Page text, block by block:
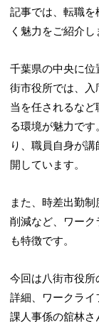
記事では、転職を
く魅力をご紹介し
千葉県の中央に位
街市役所では、入
当を任されるなど
る環境が魅力で
り、職員自身が
開しています。
また、時差出勤
削減など、ワー
も特徴です。
今回は八街市役
詳細、ワークライ
課人事係の舘林さ